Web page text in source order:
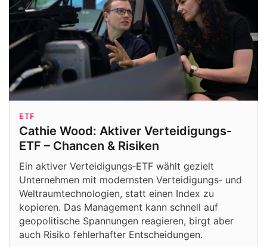
ETF
Cathie Wood: Aktiver Verteidigungs-
ETF – Chancen & Risiken
Ein aktiver Verteidigungs‑ETF wählt gezielt
Unternehmen mit modernsten Verteidigungs‑ und
Weltraumtechnologien, statt einen Index zu
kopieren. Das Management kann schnell auf
geopolitische Spannungen reagieren, birgt aber
auch Risiko fehlerhafter Entscheidungen.